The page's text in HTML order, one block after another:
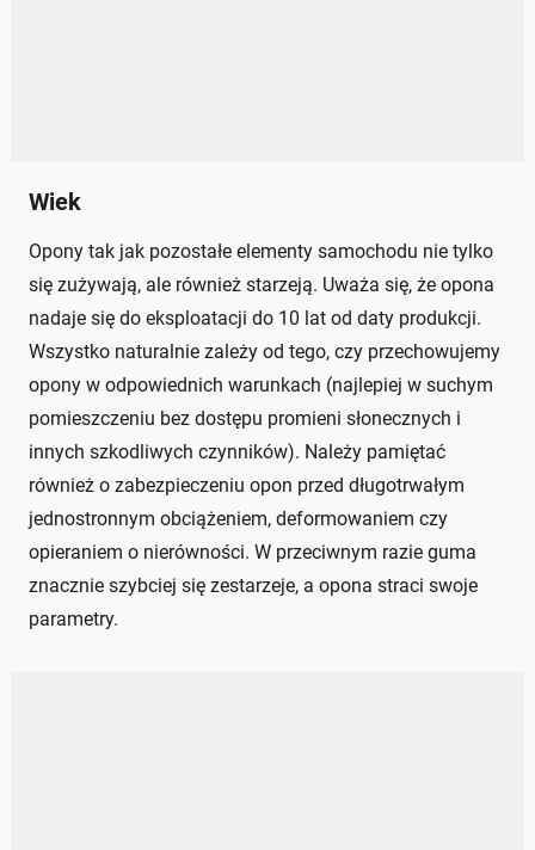
Wiek
Opony tak jak pozostałe elementy samochodu nie tylko
się zużywają, ale również starzeją. Uważa się, że opona
nadaje się do eksploatacji do 10 lat od daty produkcji.
Wszystko naturalnie zależy od tego, czy przechowujemy
opony w odpowiednich warunkach (najlepiej w suchym
pomieszczeniu bez dostępu promieni słonecznych i
innych szkodliwych czynników). Należy pamiętać
również o zabezpieczeniu opon przed długotrwałym
jednostronnym obciążeniem, deformowaniem czy
opieraniem o nierówności. W przeciwnym razie guma
znacznie szybciej się zestarzeje, a opona straci swoje
parametry.